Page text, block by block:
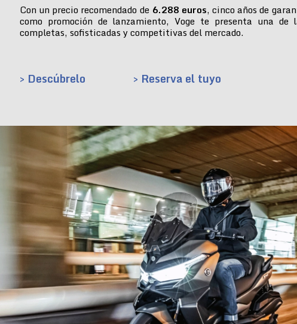
Con un precio recomendado de 6.288 euros, cinco años de
como promoción de lanzamiento, Voge te presenta una de
completas, sofisticadas y competitivas del mercado.
> Descúbrelo > Reserva el tuyo